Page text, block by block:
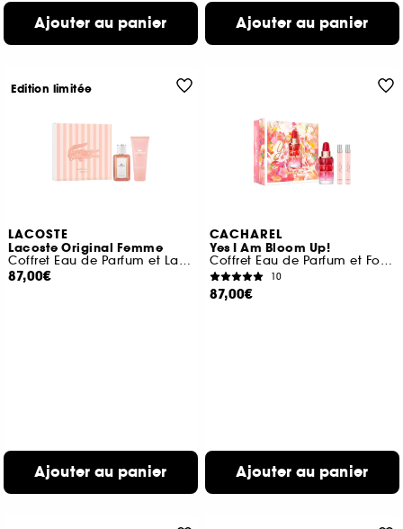
Ajouter au panier Ajouter au panier
LACOSTE
Lacoste Original Femme
Coffret Eau de Parfum et Lait Corps
87,00€
Ajouter au panier
Edition limitée
CACHAREL
Yes I Am Bloom Up!
Coffret Eau de Parfum et Format Voyage (x2)
10
87,00€
Ajouter au panier